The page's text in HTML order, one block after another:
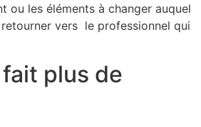
ou les éléments à changer auquel
vers le professionnel qui
plus de